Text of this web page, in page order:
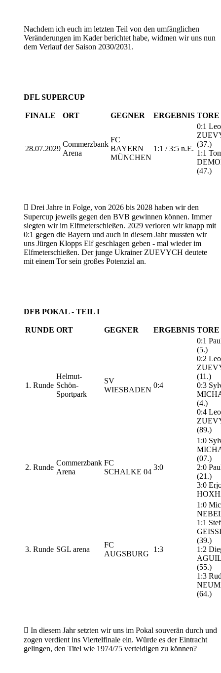
Nachdem ich euch im letzten Teil von den umfänglichen
Veränderungen im Kader berichtet habe, widmen wir uns nun
dem Verlauf der Saison 2030/2031.
DFL SUPERCUP
FINALE ORT GEGNER ERGEBNIS TORE
28.07.2029
Commerzbank
Arena
FC
BAYERN
MÜNCHEN
1:1 / 3:5 n.E.
0:1
(37.)
1:1
(47.)
 Drei Jahre in Folge, von 2026 bis 2028 haben wir den
Supercup jeweils gegen den BVB gewinnen können. Immer
siegten wir im Elfmeterschießen. 2029 verloren wir knapp mit
0:1 gegen die Bayern und auch in diesem Jahr mussten wir
uns Jürgen Klopps Elf geschlagen geben - mal wieder im
Elfmeterschießen. Der junge Ukrainer ZUEVYCH deutete
mit einem Tor sein großes Potenzial an.
DFB POKAL - TEIL I
RUNDE ORT GEGNER ERGEBNIS TORE
1. Runde
Helmut-
Schön-
Sportpark
SV
WIESBADEN
0:4
0:1
(5.)
0:2
(11.)
0:3
(4.)
0:4
(89.)
2. Runde
Commerzbank
Arena
FC
SCHALKE 04
3:0
1:0
(07.)
2:0
(21.)
3:0
3. Runde SGL arena
FC
AUGSBURG
1:3
1:0
1:1
(39.)
1:2
(55.)
1:3
(64.)
 In diesem Jahr setzten wir uns im Pokal souverän durch und
zogen verdient ins Viertelfinale ein. Würde es der Eintracht
gelingen, den Titel wie 1974/75 verteidigen zu können?